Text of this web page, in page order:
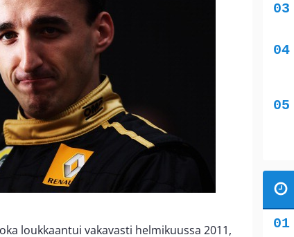
loukkaantui vakavasti helmikuussa 2011,